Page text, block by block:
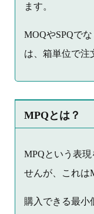
ます。
MOQやSPQで
は、箱単位で注
MPQとは？
MPQという表
せんが、これは
購入できる最小